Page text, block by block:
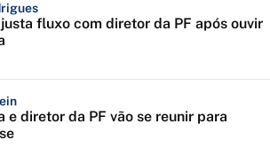
fluxo com diretor da PF após ouvir
e diretor da PF vão se reunir para